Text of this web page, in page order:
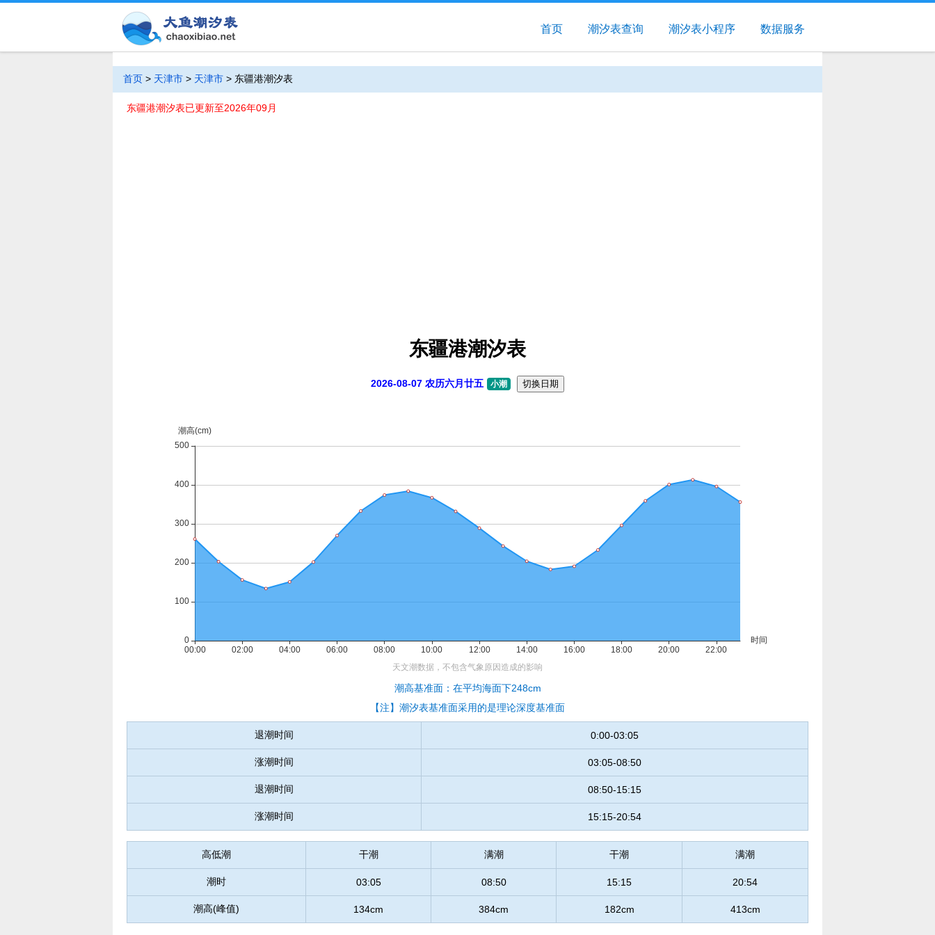
首页 潮汐表查询 潮汐表小程序 数据服务
首页 > 天津市 > 天津市 > 东疆港潮汐表
东疆港潮汐表已更新至2026年09月
东疆港潮汐表
2026-08-07 农历六月廿五 小潮 切换日期
潮高基准面：在平均海面下248cm
【注】潮汐表基准面采用的是理论深度基准面
退潮时间 0:00-03:05
涨潮时间 03:05-08:50
退潮时间 08:50-15:15
涨潮时间 15:15-20:54
高低潮 干潮 满潮 干潮 满潮
潮时 03:05 08:50 15:15 20:54
潮高(峰值) 134cm 384cm 182cm 413cm